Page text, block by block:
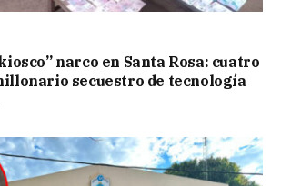
narco en Santa Rosa: cuatro
secuestro de tecnología